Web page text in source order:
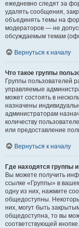
ежедневно следят за
удалять сообщения,
объединять темы на
модераторов — не
обсуждаемым темам
Вернуться к началу
Что такое группы
Группы пользователей
управляемые
может состоять в
назначены
администраторам
количеству
или предоставление
Вернуться к началу
Где находятся группы
Вы можете получить
ссылке «Группы» в
одну из них, нажмите
общедоступны.
них, могут быть
общедоступна, то вы
соответствующей